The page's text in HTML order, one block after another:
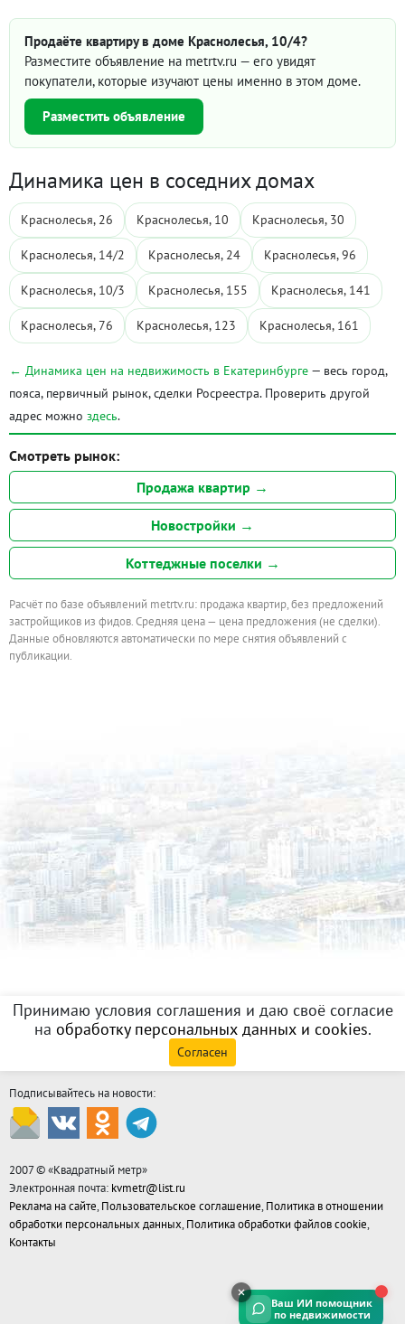
Продаёте квартиру в доме Краснолесья, 10/4?
Разместите объявление на metrtv.ru — его увидят
покупатели, которые изучают цены именно в этом доме.
Разместить объявление
Динамика цен в соседних домах
Краснолесья, 26 Краснолесья, 10 Краснолесья, 30
Краснолесья, 14/2 Краснолесья, 24 Краснолесья, 96
Краснолесья, 10/3 Краснолесья, 155 Краснолесья, 141
Краснолесья, 76 Краснолесья, 123 Краснолесья, 161
← Динамика цен на недвижимость в Екатеринбурге — весь город,
пояса, первичный рынок, сделки Росреестра. Проверить другой
адрес можно здесь.
Смотреть рынок:
Продажа квартир →
Новостройки →
Коттеджные поселки →
Расчёт по базе объявлений metrtv.ru: продажа квартир, без предложений
застройщиков из фидов. Средняя цена — цена предложения (не сделки).
Данные обновляются автоматически по мере снятия объявлений с
публикации.
Принимаю условия соглашения и даю своё согласие
на обработку персональных данных и cookies.
Согласен
Подписывайтесь на новости:
2007 © «Квадратный метр»
Электронная почта: kvmetr@list.ru
Реклама на сайте, Пользовательское соглашение, Политика в отношении
обработки персональных данных, Политика обработки файлов cookie,
Контакты
Ваш ИИ помощник
по недвижимости